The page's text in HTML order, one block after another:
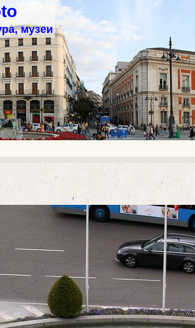
музеи